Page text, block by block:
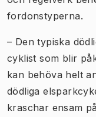
fordonstyperna.
– Den typiska
cyklist som blir
kan behöva helt
dödliga
kraschar ensam